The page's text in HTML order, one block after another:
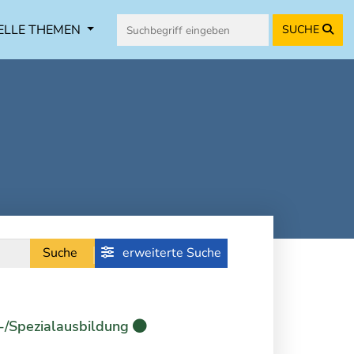
THEMEN SUCHE
Suche erweiterte Suche
Spezialausbildung